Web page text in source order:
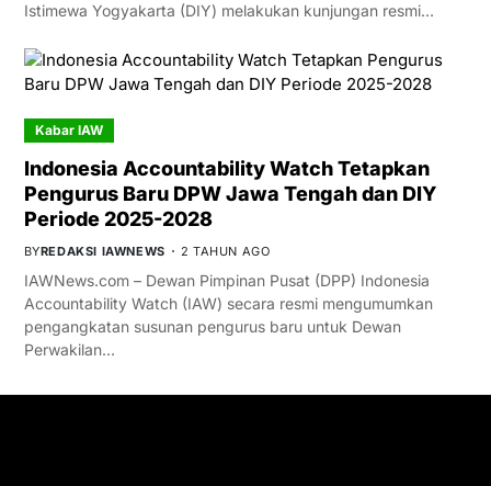
Istimewa Yogyakarta (DIY) melakukan kunjungan resmi…
Kabar IAW
Indonesia Accountability Watch Tetapkan
Pengurus Baru DPW Jawa Tengah dan DIY
Periode 2025-2028
BYREDAKSI IAWNEWS 2 TAHUN AGO
IAWNews.com – Dewan Pimpinan Pusat (DPP) Indonesia
Accountability Watch (IAW) secara resmi mengumumkan
pengangkatan susunan pengurus baru untuk Dewan
Perwakilan…